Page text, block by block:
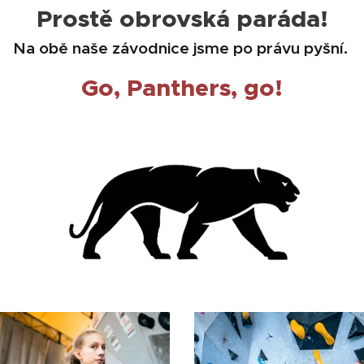
Prostě obrovská paráda!
Na obě naše závodnice jsme po právu pyšní.
Go, Panthers, go!